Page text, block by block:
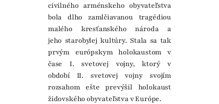
civilného arménskeho obyvateľstva
bola dlho zamlčiavanou tragédiou
malého kresťanského národa a
jeho starobylej kultúry. Stala sa tak
prvým európskym holokaustom v
čase I. svetovej vojny, ktorý v
období II. svetovej vojny svojím
rozsahom ešte prevýšil holokaust
židovského obyvateľstva v Európe.